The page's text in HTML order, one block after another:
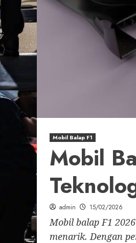
Mobil Balap F1
Mobil
admin 15/02/2026
Mobil balap F1
menarik. Dengan